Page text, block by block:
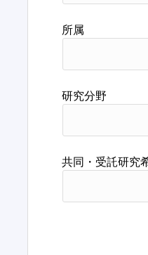
所属
研究分野
共同・受託研究